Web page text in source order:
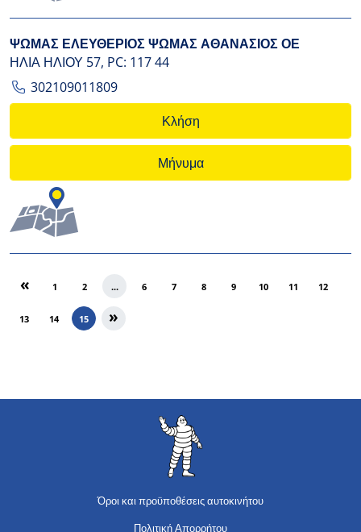
ΨΩΜΑΣ ΕΛΕΥΘΕΡΙΟΣ ΨΩΜΑΣ ΑΘΑΝΑΣΙΟΣ ΟΕ
ΗΛΙΑ ΗΛΙΟΥ 57, PC: 117 44
302109011809
Κλήση
Μήνυμα
« 1 2 ... 6 7 8 9 10 11 12
13 14 15 »
Όροι και προϋποθέσεις αυτοκινήτου
Πολιτική Απορρήτου